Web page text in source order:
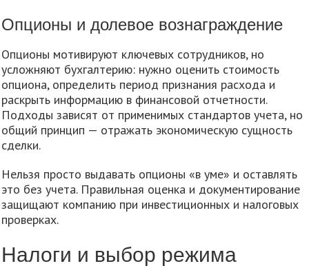
Опционы и долевое вознаграждение
Опционы мотивируют ключевых сотрудников, но
усложняют бухгалтерию: нужно оценить стоимость
опциона, определить период признания расхода и
раскрыть информацию в финансовой отчетности.
Подходы зависят от применимых стандартов учета, но
общий принцип — отражать экономическую сущность
сделки.
Нельзя просто выдавать опционы «в уме» и оставлять
это без учета. Правильная оценка и документирование
защищают компанию при инвестиционных и налоговых
проверках.
Налоги и выбор режима